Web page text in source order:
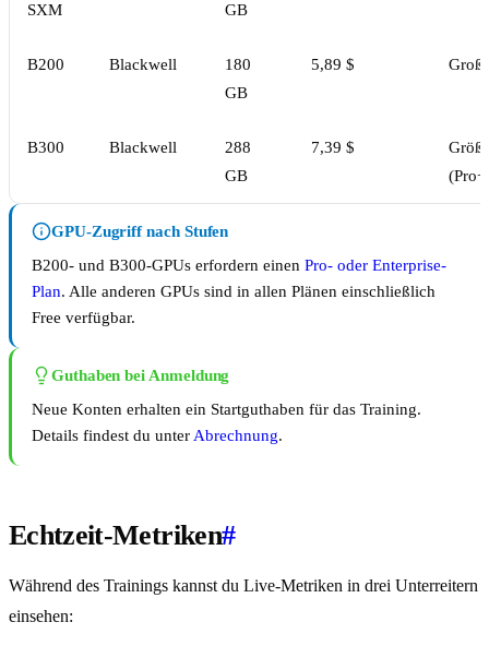
SXM
GB
B200 Blackwell
180
GB
5,89 $
B300 Blackwell
288
GB
7,39 $
GPU-Zugriff nach Stufen
B200- und B300-GPUs erfordern einen Pro- oder Enterprise-
Plan. Alle anderen GPUs sind in allen Plänen einschließlich
Free verfügbar.
Guthaben bei Anmeldung
Neue Konten erhalten ein Startguthaben für das Training.
Details findest du unter Abrechnung.
Echtzeit-Metriken#
Während des Trainings kannst du Live-Metriken in drei Unterreitern
einsehen: